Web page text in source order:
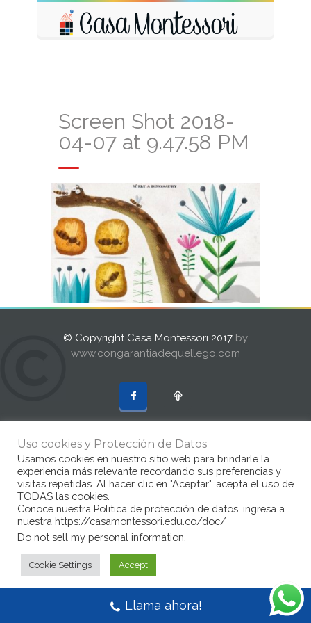
Screen Shot 2018-
04-07 at 9.47.58 PM
© Copyright Casa Montessori 2017 by
www.congarantiadequellego.com
Uso cookies y Protección de Datos
Usamos cookies en nuestro sitio web para brindarle la
experiencia más relevante recordando sus preferencias y
visitas repetidas. Al hacer clic en "Aceptar", acepta el uso de
TODAS las cookies.
Conoce nuestra Politica de protección de datos, ingresa a
nuestra https://casamontessori.edu.co/doc/
Do not sell my personal information
Cookie Settings Accept
Llama ahora!